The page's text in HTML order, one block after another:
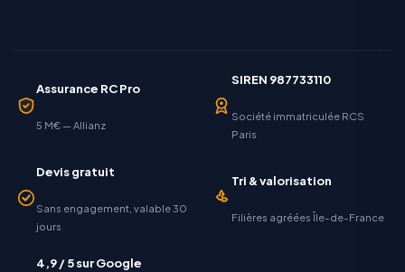
Assurance RC Pro
5 M€ — Allianz
SIREN 987733110
Société immatriculée RCS
Paris
Devis gratuit
Sans engagement, valable 30
jours
Tri & valorisation
Filières agréées Île-de-France
4,9 / 5 sur Google